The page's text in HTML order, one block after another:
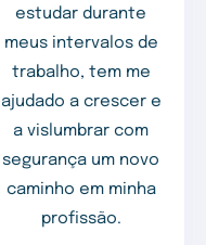
estudar durante
meus intervalos de
trabalho, tem me
ajudado a crescer e
a vislumbrar com
segurança um novo
caminho em minha
profissão.